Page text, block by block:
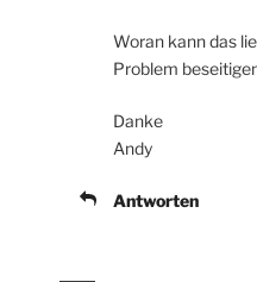
Woran kann das
Problem
Danke
Andy
Antworten